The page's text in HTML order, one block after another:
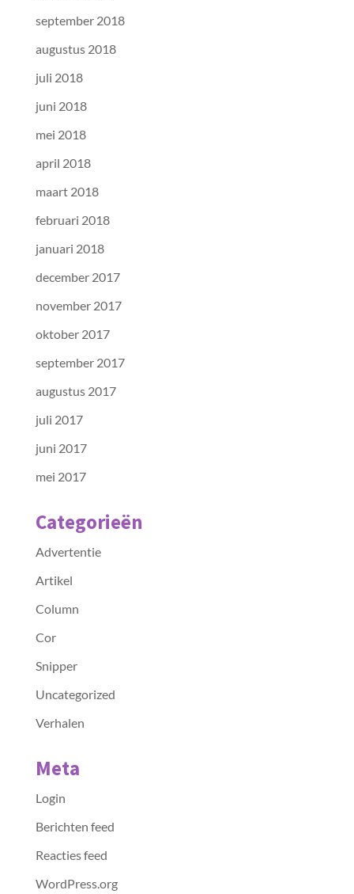
september 2018
augustus 2018
juli 2018
juni 2018
mei 2018
april 2018
maart 2018
februari 2018
januari 2018
december 2017
november 2017
oktober 2017
september 2017
augustus 2017
juli 2017
juni 2017
mei 2017
Categorieën
Advertentie
Artikel
Column
Cor
Snipper
Uncategorized
Verhalen
Meta
Login
Berichten feed
Reacties feed
WordPress.org